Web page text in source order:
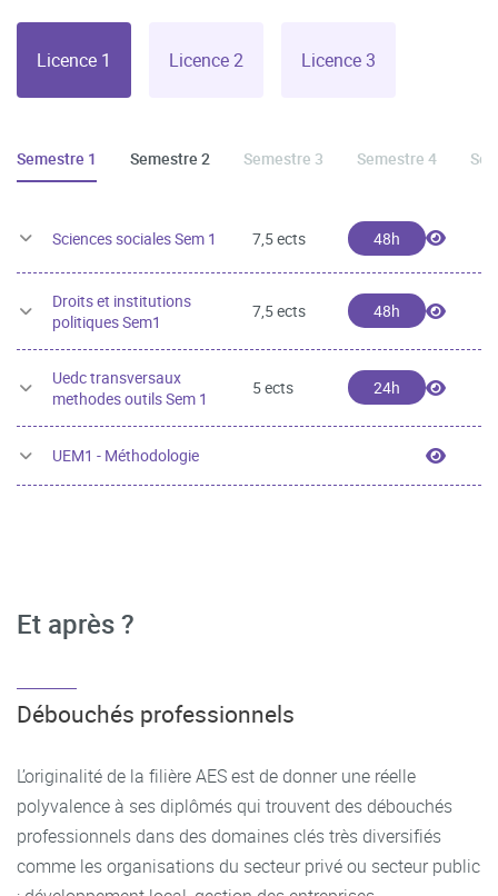
Licence 1 Licence 2 Licence 3
Semestre 1 Semestre 2 Semestre 3 Semestre 4
Sciences sociales Sem 1 7,5 ects 48h
Droits et institutions
politiques Sem1
7,5 ects 48h Droits
Uedc transversaux
methodes outils Sem 1
5 ects 24h Uedc
UEM1 - Méthodologie UEM1
Et après ?
Débouchés professionnels
L’originalité de la filière AES est de donner une réelle
polyvalence à ses diplômés qui trouvent des débouchés
professionnels dans des domaines clés très diversifiés
comme les organisations du secteur privé ou secteur public